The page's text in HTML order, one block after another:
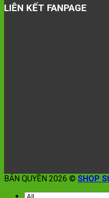
LIÊN KẾT FANPAGE
BẢN QUYỀN 2026 © SHOP